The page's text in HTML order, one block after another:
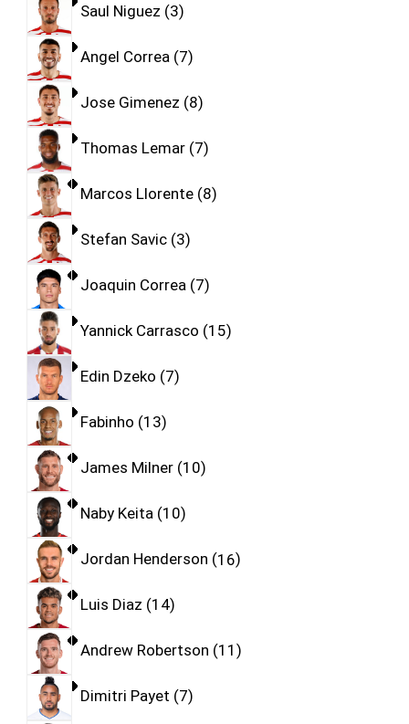
Saul Niguez 3
Angel Correa 7
Jose Gimenez 8
Thomas Lemar 7
Marcos Llorente 8
Stefan Savic 3
Joaquin Correa 7
Yannick Carrasco 15
Edin Dzeko 7
Fabinho 13
James Milner 10
Naby Keita 10
Jordan Henderson 16
Luis Diaz 14
Andrew Robertson 11
Dimitri Payet 7